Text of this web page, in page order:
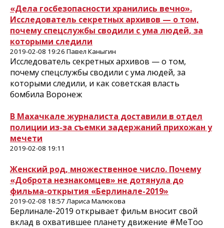
«Дела госбезопасности хранились вечно».
Исследователь секретных архивов — о том,
почему спецслужбы сводили с ума людей, за
которыми следили
2019-02-08 19:26 Павел Каныгин
Исследователь секретных архивов — о том,
почему спецслужбы сводили с ума людей, за
которыми следили, и как советская власть
бомбила Воронеж
В Махачкале журналиста доставили в отдел
полиции из-за съемки задержаний прихожан у
мечети
2019-02-08 19:11
Женский род, множественное число. Почему
«Доброта незнакомцев» не дотянула до
фильма-открытия «Берлинале-2019»
2019-02-08 18:57 Лариса Малюкова
Берлинале-2019 открывает фильм вносит свой
вклад в охватившее планету движение #MeToo